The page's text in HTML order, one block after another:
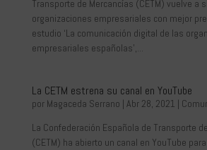
Transporte de Mercancías (CETM) vuelve a
organizaciones empresariales con mejor
estudio ‘La comunicación digital de las
empresariales españolas’,...
La CETM estrena su canal en YouTube
por Magaceda Serrano Abr 28, 2021
La Confederación Española de Transporte
(CETM) ha abierto un canal en YouTube